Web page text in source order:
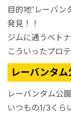
目的地”レーバン
発見！！
ジムに通うベト
こういったプロ
レーバンタム
レーバンタム公
いつもの1/3くら